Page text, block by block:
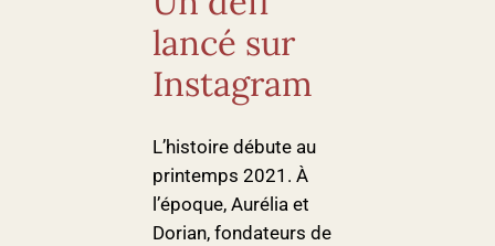
lancé sur
Instagram
L’histoire débute au
printemps 2021. À
l’époque, Aurélia et
Dorian, fondateurs de